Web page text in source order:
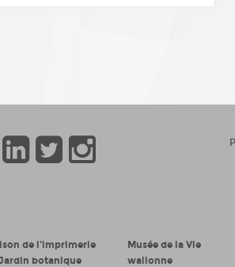
de l'imprimerie
Jardin botanique
Musée de la Vie
wallonne